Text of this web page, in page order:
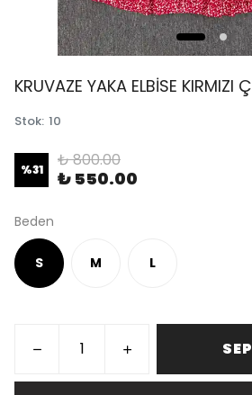
KRUVAZE YAKA ELBİSE KIRMIZI
Stok: 10
%31 ₺ 800.00
₺ 550.00
Beden
S M L